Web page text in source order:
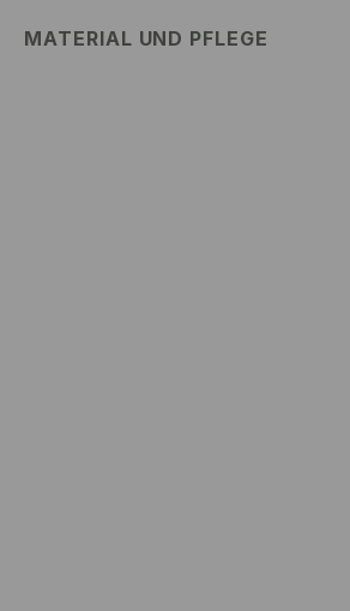
MATERIAL UND PFLEGE